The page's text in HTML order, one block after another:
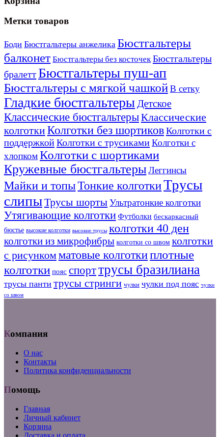
Метки товаров
Боди Бюстгальтеры анжелика Бюстгальтеры
балконет Бюстгальтеры без косточек Бюстгальтеры
бралетт Бюстгальтеры пуш-ап
Бюстгальтеры с мягкой чашкойВ сетку
Гладкие бюстгальтеры Детское
Классические бюстгальтерыКлассические
колготкиКолготки без шортиковКолготки с
поддержкойКолготки с трусикамиКолготки с
хлопкомКолготки с шортиками
Кружевные бюстгальтерыЛеггинсы
Майки и топыТонкие колготкиТрусы
слипыТрусы шортыУльтратонкие колготки
Утягивающие колготки Футболки бескаркасный
бюстье высокие колготки высокие трусы колготки 40 ден
колготки из микрофибры колготки со швом колготки
с рисункомматовые колготкиплотные
колготки пояс спорттрусы бразилиана
трусы панти трусы стринги чулки чулки под пояс чулки
со швом
Компания
О нас
Контакты
Политика конфиденциальности
Помощь
Главная
Личный кабинет
Корзина
Доставка и оплата